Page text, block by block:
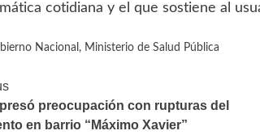
cotidiana y el que sostiene al
Nacional , Ministerio de Salud Pública
preocupación con rupturas del
en barrio “Máximo Xavier”